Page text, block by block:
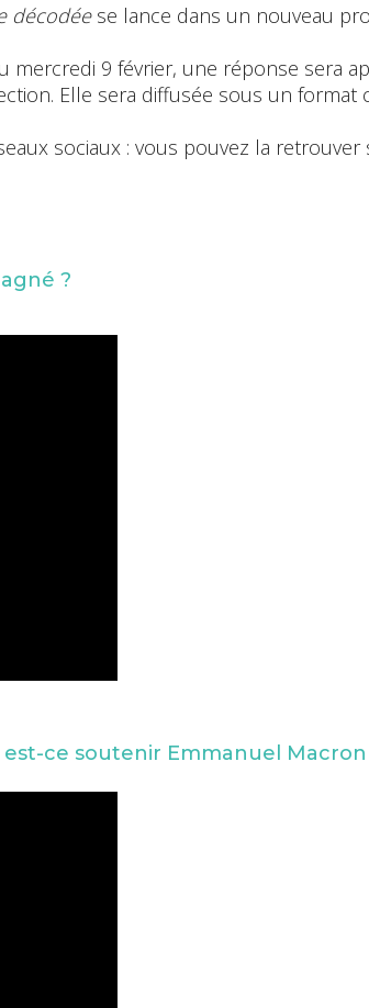
décodéese lance dans un nouveau
mercredi 9 février, une réponse sera
Elle sera diffusée sous un format
sociaux : vous pouvez la
?
ce soutenir Emmanuel Macron